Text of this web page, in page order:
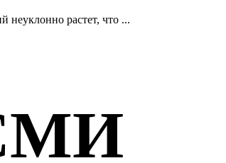
неуклонно растет, что ...